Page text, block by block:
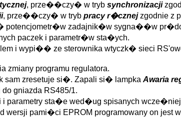
, prze��czy� w tryb synchronizacji
, prze��czy� w tryb pracy r�cznejzgodnie z
potencjometr�w zadajnik�w sygna��w
paczek i parametr�w sta�ych.
i wypi�� ze sterownika wtyczk� sieci
programu regulatora.
sam zresetuje si�. Zapali si� lampka Awaria
gniazda RS485/1.
i parametry sta�e wed�ug spisanych
pami�ci EPROM programowany on jest